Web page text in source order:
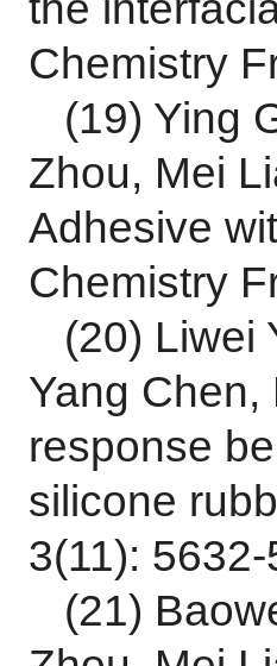
Chemistry
(19) Ying
Zhou, Mei
Adhesive
Chemistry
(20) Liwei
Yang Chen,
response
silicone
3(11):
(21)